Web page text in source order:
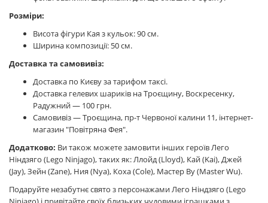
Розміри:
Висота фігури Кая з кульок: 90 см.
Ширина композиції: 50 см.
Доставка та самовивіз:
Доставка по Києву за тарифом таксі.
Доставка гелевих шариків на Троєщину, Воскресенку,
Радужний — 100 грн.
Самовивіз — Троєщина, пр-т Червоної калини 11, інтернет-
магазин "Повітряна Фея".
Додатково: Ви також можете замовити інших героїв Лего
Ніндзяго (Lego Ninjago), таких як: Ллойд (Lloyd), Кай (Kai), Джей
(Jay), Зейн (Zane), Ния (Nya), Коха (Cole), Мастер Ву (Master Wu).
Подаруйте незабутнє свято з персонажами Лего Ніндзяго (Lego